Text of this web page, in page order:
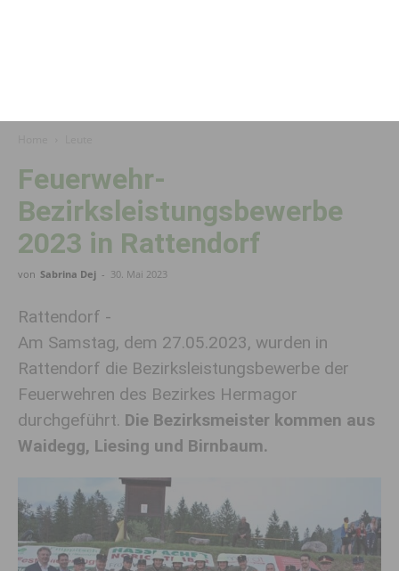
Feuerwehr-
Bezirksleistungsbewerbe
2023 in Rattendorf
von Sabrina Dej - 30. Mai 2023
Rattendorf -
Am Samstag, dem 27.05.2023, wurden in
Rattendorf die Bezirksleistungsbewerbe der
Feuerwehren des Bezirkes Hermagor
durchgeführt. Die Bezirksmeister kommen aus
Waidegg, Liesing und Birnbaum.